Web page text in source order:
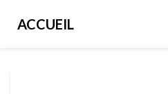
ACCUEIL